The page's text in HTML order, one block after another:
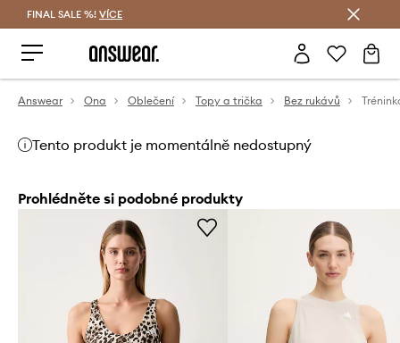
FINAL SALE %! VÍCE
Answear Ona Oblečení Topy a trička Bez rukávů
Tento produkt je momentálně nedostupný
Prohlédněte si podobné produkty